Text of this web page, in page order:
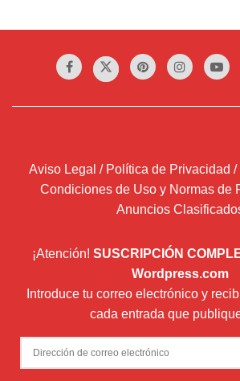
Aviso Legal / Política de Privacidad
Condiciones de Uso y Normas de
Anuncios
¡Atención! SUSCRIPCIÓN
Wordpress.com
Introduce tu correo electrónico y
cada entrada que
Dirección
de